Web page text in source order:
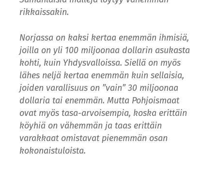
rikkaissakin.
Norjassa on kaksi kertaa enemmän ihmisiä,
joilla on yli 100 miljoonaa dollarin asukasta
kohti, kuin Yhdysvalloissa. Siellä on myös
lähes neljä kertaa enemmän kuin sellaisia,
joiden varallisuus on ”vain” 30 miljoonaa
dollaria tai enemmän. Mutta Pohjoismaat
ovat myös tasa-arvoisempia, koska erittäin
köyhiä on vähemmän ja taas erittäin
varakkaat omistavat pienemmän osan
kokonaistuloista.